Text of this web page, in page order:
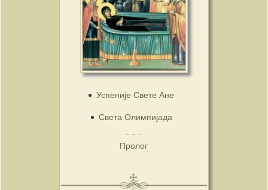
Успеније Свете Ане
Света Олимпијада
Пролог